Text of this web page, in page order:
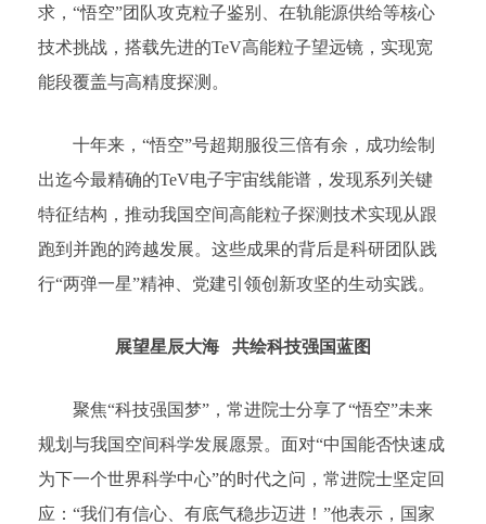
求，“悟空”团队攻克粒子鉴别、在轨能源供给等核心
技术挑战，搭载先进的TeV高能粒子望远镜，实现宽
能段覆盖与高精度探测。
十年来，“悟空”号超期服役三倍有余，成功绘制
出迄今最精确的TeV电子宇宙线能谱，发现系列关键
特征结构，推动我国空间高能粒子探测技术实现从跟
跑到并跑的跨越发展。这些成果的背后是科研团队践
行“两弹一星”精神、党建引领创新攻坚的生动实践。
展望星辰大海 共绘科技强国蓝图
聚焦“科技强国梦”，常进院士分享了“悟空”未来
规划与我国空间科学发展愿景。面对“中国能否快速成
为下一个世界科学中心”的时代之问，常进院士坚定回
应：“我们有信心、有底气稳步迈进！”他表示，国家